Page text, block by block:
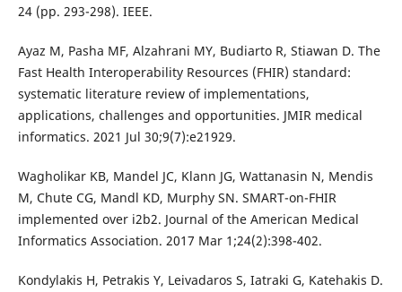
24 (pp. 293-298). IEEE.
Ayaz M, Pasha MF, Alzahrani MY, Budiarto R, Stiawan D. The
Fast Health Interoperability Resources (FHIR) standard:
systematic literature review of implementations,
applications, challenges and opportunities. JMIR medical
informatics. 2021 Jul 30;9(7):e21929.
Wagholikar KB, Mandel JC, Klann JG, Wattanasin N, Mendis
M, Chute CG, Mandl KD, Murphy SN. SMART-on-FHIR
implemented over i2b2. Journal of the American Medical
Informatics Association. 2017 Mar 1;24(2):398-402.
Kondylakis H, Petrakis Y, Leivadaros S, Iatraki G, Katehakis D.